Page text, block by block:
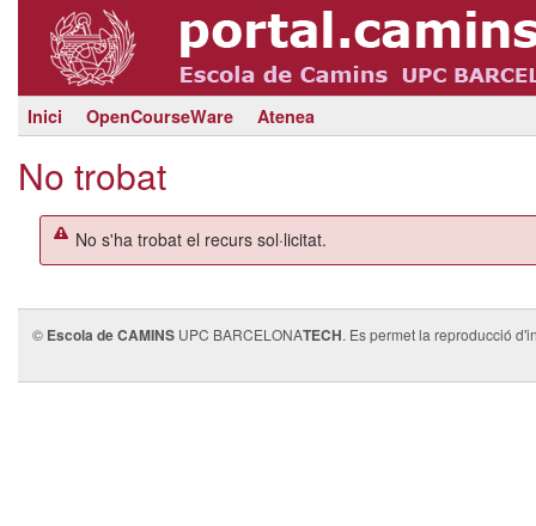
Inici OpenCourseWare Atenea
No trobat
No s'ha trobat el recurs sol·licitat.
© Escola de CAMINS UPC BARCELONATECH. Es permet la reproducció